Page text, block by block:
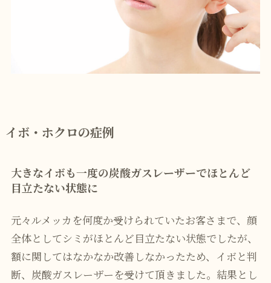
イボ・ホクロの症例
大きなイボも一度の炭酸ガスレーザーでほとんど
目立たない状態に
元々ルメッカを何度か受けられていたお客さまで、顔
全体としてシミがほとんど目立たない状態でしたが、
額に関してはなかなか改善しなかったため、イボと判
断、炭酸ガスレーザーを受けて頂きました。結果とし